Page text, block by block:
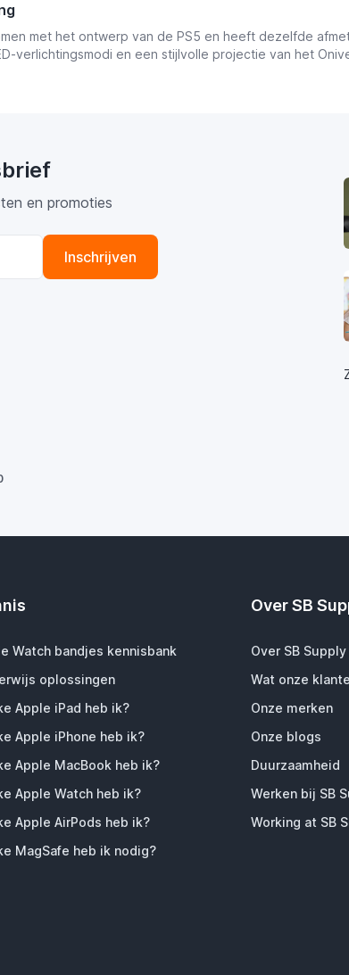
met het ontwerp van de PS5 en heeft dezelfde
verlichtingsmodi en een stijlvolle projectie van het
en promoties
Inschrijven
Watch bandjes kennisbank
oplossingen
Apple iPad heb ik?
Apple iPhone heb ik?
Apple MacBook heb ik?
Apple Watch heb ik?
Apple AirPods heb ik?
MagSafe heb ik nodig?
Over SB
Over SB Supply
Wat onze
Onze merken
Onze blogs
Duurzaamheid
Werken bij SB
Working at SB